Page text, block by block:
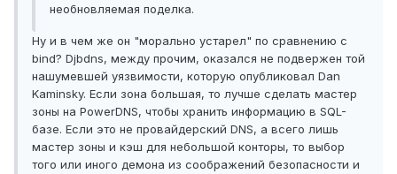
необновляемая поделка.
Ну и в чем же он "морально устарел" по сравнению с
bind? Djbdns, между прочим, оказался не подвержен той
нашумевшей уязвимости, которую опубликовал Dan
Kaminsky. Если зона большая, то лучше сделать мастер
зоны на PowerDNS, чтобы хранить информацию в SQL-
базе. Если это не провайдерский DNS, а всего лишь
мастер зоны и кэш для небольшой конторы, то выбор
того или иного демона из соображений безопасности и